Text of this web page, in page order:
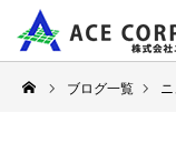
ブログ一覧